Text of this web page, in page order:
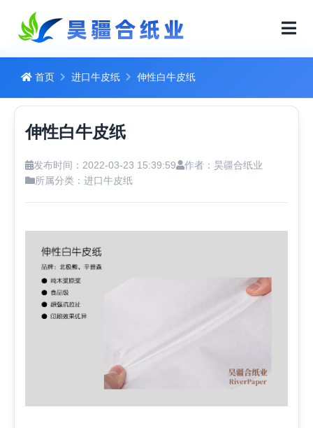
首页 进口牛皮纸 伸性白牛皮纸
伸性白牛皮纸
发布时间：2022-03-23 15:39:59
作者：昊疆合纸业
所属分类： 进口牛皮纸